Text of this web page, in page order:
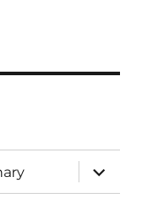
expand
child
menu